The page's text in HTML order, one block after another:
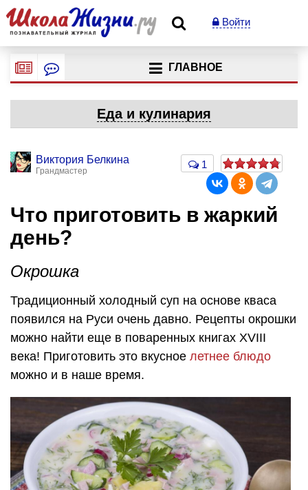
Войти
ГЛАВНОЕ
Еда и кулинария
Виктория Белкина
Грандмастер
1
Что приготовить в жаркий
день?
Окрошка
Традиционный холодный суп на основе кваса
появился на Руси очень давно. Рецепты окрошки
можно найти еще в поваренных книгах XVIII
века! Приготовить это вкусное летнее блюдо
можно и в наше время.